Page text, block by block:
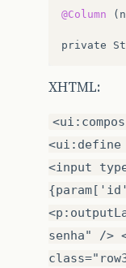
@Column (
private
XHTML:
<ui:define
<input
senha" />